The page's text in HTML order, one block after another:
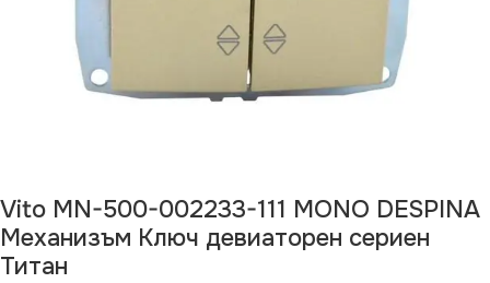
Vito MN-500-002233-111 MONO DESPINA
Механизъм Ключ девиаторен сериен
Титан